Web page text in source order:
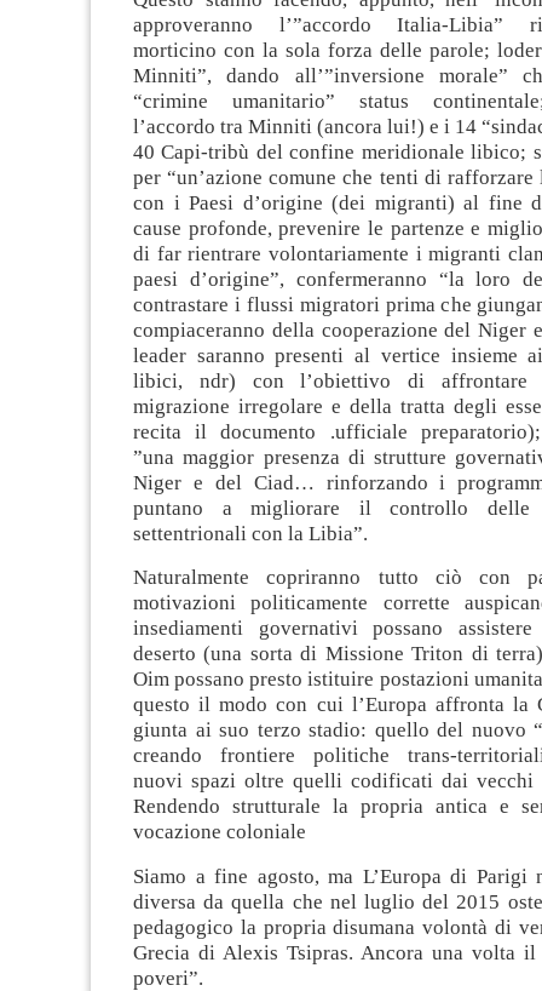
approveranno l’”accordo Italia-Libia”
morticino con la sola forza delle parole;
Minniti”, dando all’”inversione morale”
“crimine umanitario” status
l’accordo tra Minniti (ancora lui!) e i 14
40 Capi-tribù del confine meridionale libico;
per “un’azione comune che tenti di rafforzare
con i Paesi d’origine (dei migranti) al fine
cause profonde, prevenire le partenze e
di far rientrare volontariamente i migranti
paesi d’origine”, confermeranno “la loro
contrastare i flussi migratori prima che
compiaceranno della cooperazione del Niger
leader saranno presenti al vertice insieme
libici, ndr) con l’obiettivo di
migrazione irregolare e della tratta degli
recita il documento .ufficiale preparatorio);
”una maggior presenza di strutture
Niger e del Ciad… rinforzando i
puntano a migliorare il controllo delle
settentrionali con la Libia”.
Naturalmente copriranno tutto ciò con
motivazioni politicamente corrette
insediamenti governativi possano
deserto (una sorta di Missione Triton di
Oim possano presto istituire postazioni
questo il modo con cui l’Europa affronta la
giunta ai suo terzo stadio: quello del nuovo
creando frontiere politiche trans-
nuovi spazi oltre quelli codificati dai vecchi
Rendendo strutturale la propria antica e
vocazione coloniale
Siamo a fine agosto, ma L’Europa di Parigi
diversa da quella che nel luglio del 2015
pedagogico la propria disumana volontà di
Grecia di Alexis Tsipras. Ancora una volta
poveri”.